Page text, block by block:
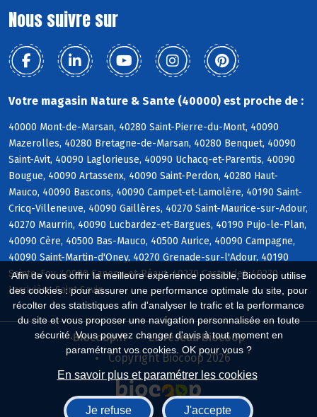
Afin de vous offrir la meilleure expérience possible, Biocoop utilise
des cookies : pour assurer une performance optimale du site, pour
récolter des statistiques afin d'analyser le trafic et la performance
du site et vous proposer une navigation personnalisée en toute
sécurité. Vous pouvez changer d'avis à tout moment en
paramétrant vos cookies. OK pour vous ?
En savoir plus et paramétrer les cookies
Je refuse J'accepte
Nous suivre sur
Votre magasin Nature & Sante (40000) est proche de :
40000 Mont-de-Marsan, 40280 Saint-Pierre-du-Mont, 40090
Mazerolles, 40280 Bretagne-de-Marsan, 40280 Benquet, 40090
Saint-Avit, 40090 Laglorieuse, 40090 Uchacq-et-Parentis, 40090
Bougue, 40090 Artassenx, 40090 Saint-Perdon, 40280 Haut-
Mauco, 40090 Bascons, 40090 Campet-et-Lamolère, 40190 Saint-
Cricq-Villeneuve, 40090 Gaillères, 40270 Saint-Maurice-sur-Adour,
40270 Maurrin, 40090 Lucbardez-et-Bargues, 40190 Pujo-le-Plan,
40090 Cère, 40500 Bas-Mauco, 40500 Aurice, 40090 Campagne,
40090 Saint-Martin-d'Oney, 40270 Grenade-sur-l'Adour, 40190
Sainte-Foy, 40090 Canenx-et-Réaut, 40270 Castandet, 40270
Larrivière-Saint-Savin
Biocoop.fr
Le réseau Biocoop
Copyright Biocoop 2026